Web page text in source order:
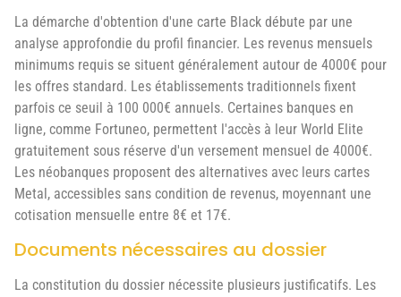
La démarche d'obtention d'une carte Black débute par une
analyse approfondie du profil financier. Les revenus mensuels
minimums requis se situent généralement autour de 4000€ pour
les offres standard. Les établissements traditionnels fixent
parfois ce seuil à 100 000€ annuels. Certaines banques en
ligne, comme Fortuneo, permettent l'accès à leur World Elite
gratuitement sous réserve d'un versement mensuel de 4000€.
Les néobanques proposent des alternatives avec leurs cartes
Metal, accessibles sans condition de revenus, moyennant une
cotisation mensuelle entre 8€ et 17€.
Documents nécessaires au dossier
La constitution du dossier nécessite plusieurs justificatifs. Les